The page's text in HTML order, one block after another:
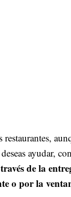
ayudar,
de la
o por la